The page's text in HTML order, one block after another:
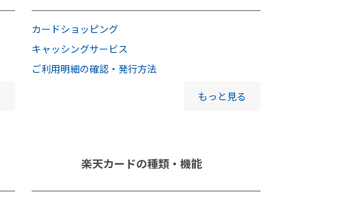
カードショッピング
キャッシングサービス
ご利用明細の確認・発行方法
もっと見る
楽天カードの種類・機能